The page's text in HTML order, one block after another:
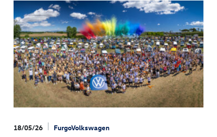
18/05/26 FurgoVolkswagen